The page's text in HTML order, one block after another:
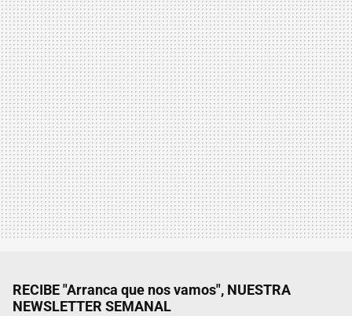
RECIBE "Arranca que nos vamos", NUESTRA
NEWSLETTER SEMANAL